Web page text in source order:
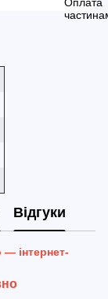
Відгуки